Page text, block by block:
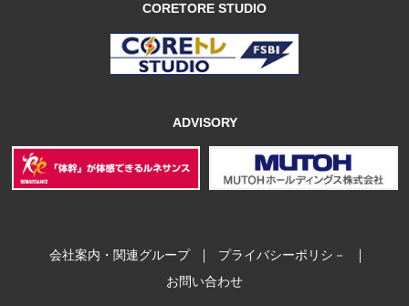
CORETORE STUDIO
ADVISORY
会社案内・関連グループ ｜ プライバシーポリシ－ ｜
お問い合わせ